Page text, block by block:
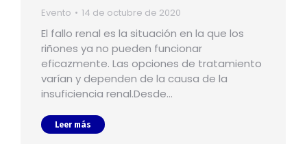
Evento 14 de octubre de 2020
El fallo renal es la situación en la que los
riñones ya no pueden funcionar
eficazmente. Las opciones de tratamiento
varían y dependen de la causa de la
insuficiencia renal.Desde…
Leer más